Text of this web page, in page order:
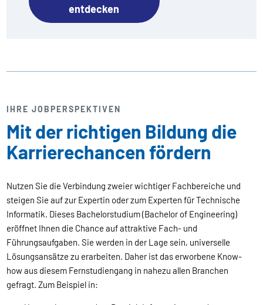
entdecken
IHRE JOBPERSPEKTIVEN
Mit der richtigen Bildung die
Karrierechancen fördern
Nutzen Sie die Verbindung zweier wichtiger Fachbereiche und
steigen Sie auf zur Expertin oder zum Experten für Technische
Informatik. Dieses Bachelorstudium (Bachelor of Engineering)
eröffnet Ihnen die Chance auf attraktive Fach- und
Führungsaufgaben. Sie werden in der Lage sein, universelle
Lösungsansätze zu erarbeiten. Daher ist das erworbene Know-
how aus diesem Fernstudiengang in nahezu allen Branchen
gefragt. Zum Beispiel in: